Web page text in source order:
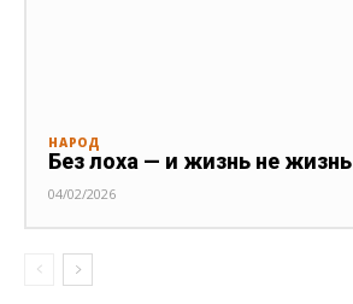
НАРОД
Без лоха — и жизнь не жизнь
04/02/2026